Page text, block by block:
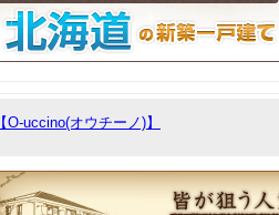
【O-uccino(オウチーノ)】